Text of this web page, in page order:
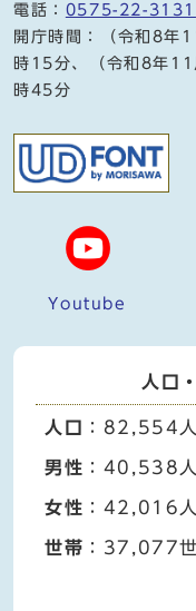
電話： 0575-22-3131
開庁時間：（令和8
時15分、（令和8年
時45分
Youtube
人口
人口 ：82,554人
男性 ：40,538人
女性 ：42,016人
世帯 ：37,077